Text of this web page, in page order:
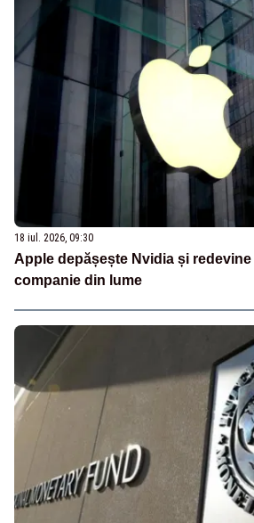
18 iul. 2026, 09:30
Apple depășește Nvidia și
companie din lume